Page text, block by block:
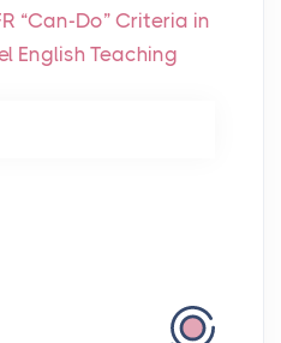
“Can-Do” Criteria in
English Teaching